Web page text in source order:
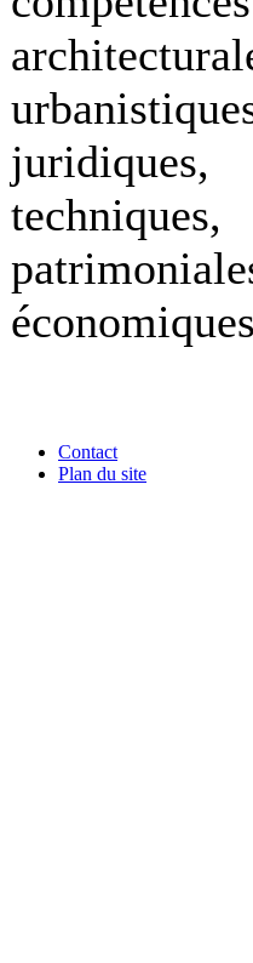
juridiques,
techniques,
Contact
Plan du site